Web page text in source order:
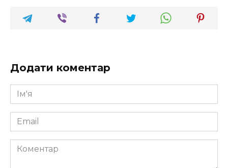
Додати коментар
Ім'я
*
Email
*
Коментар